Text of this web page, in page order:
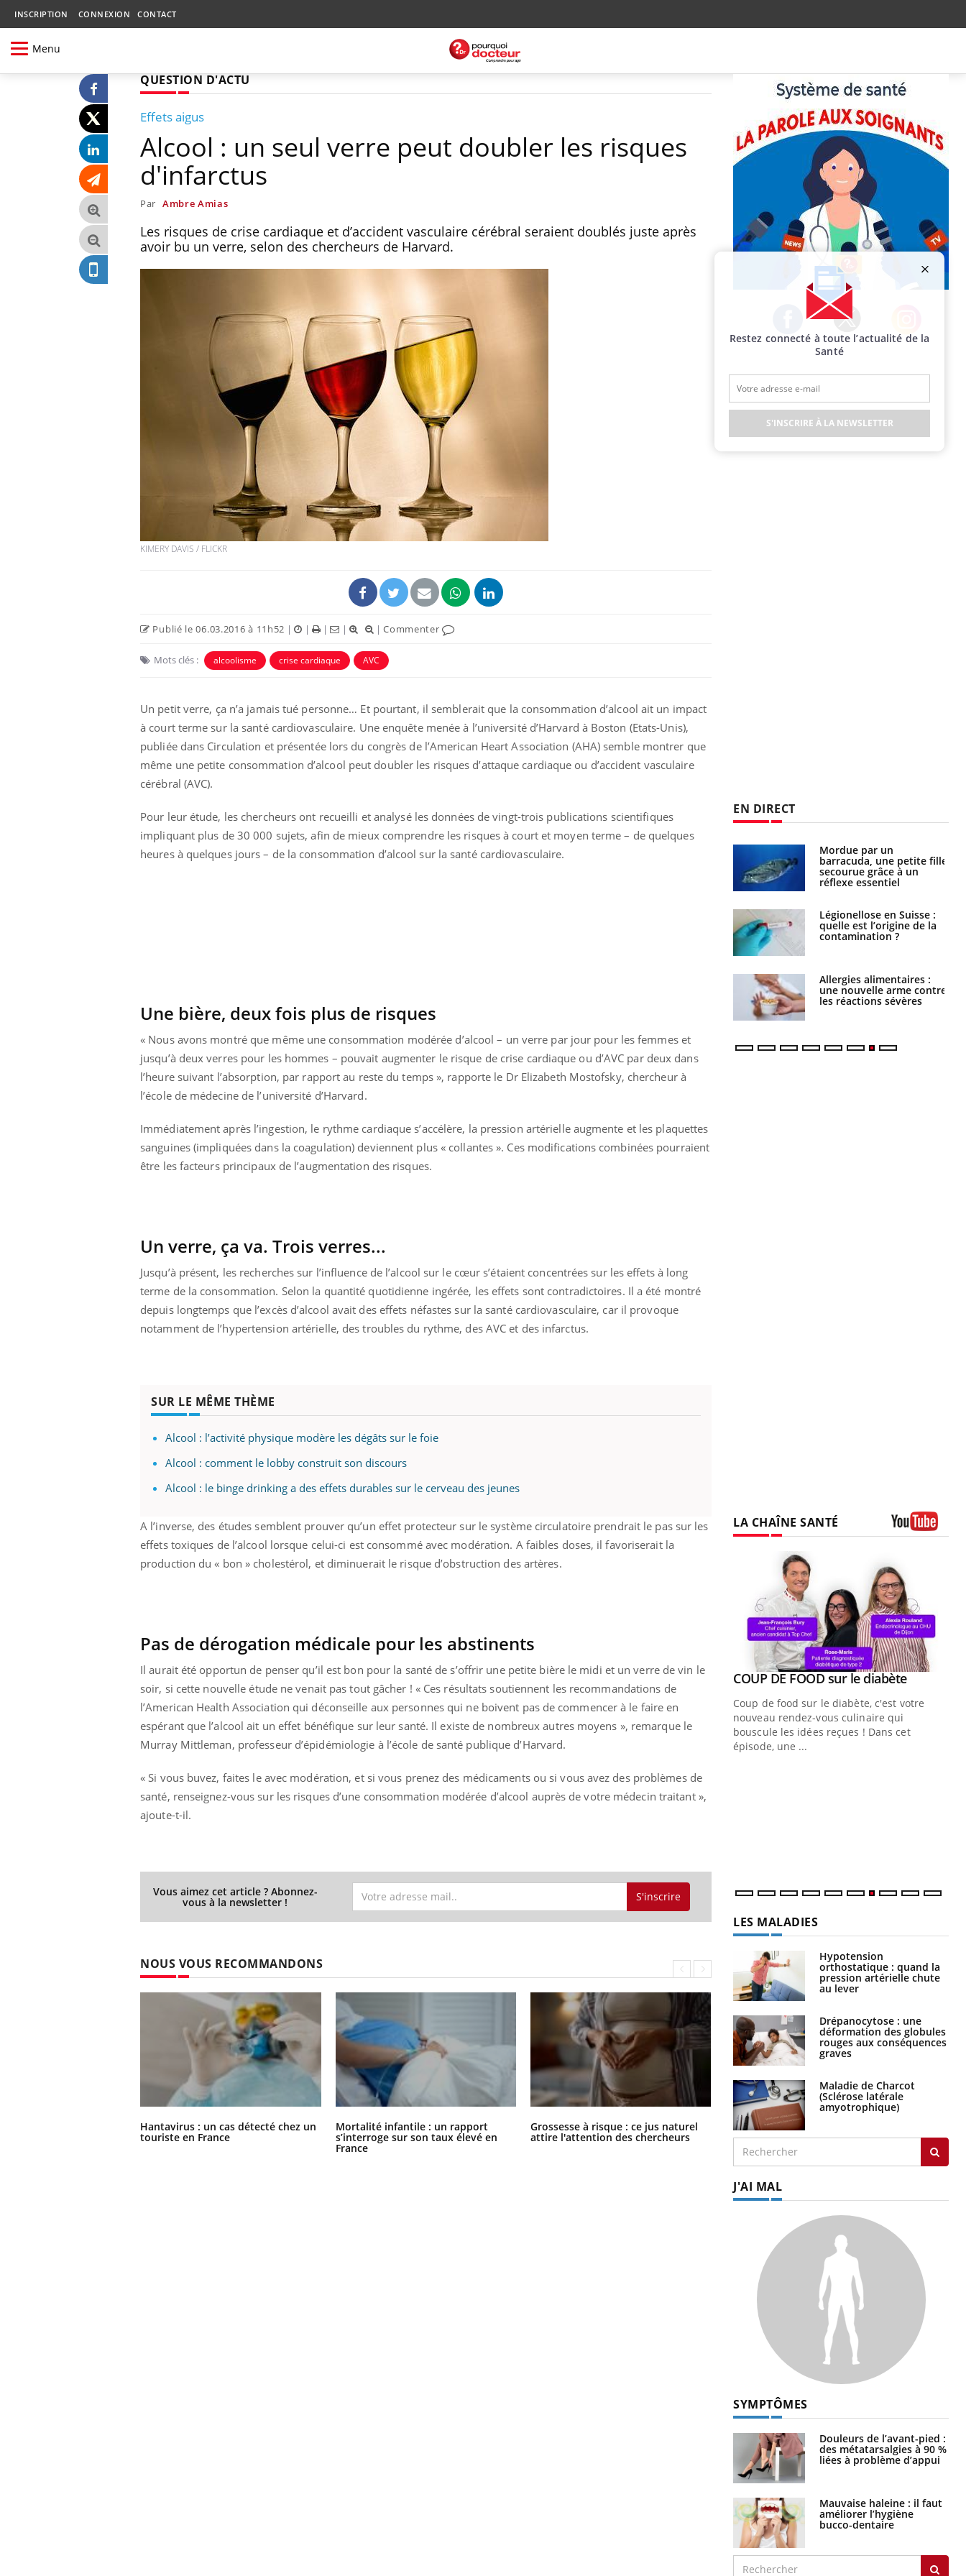
INSCRIPTION CONNEXION CONTACT
Menu
QUESTION D'ACTU
Effets aigus
Alcool : un seul verre peut doubler les risques
d'infarctus
Par Ambre Amias
Les risques de crise cardiaque et d’accident vasculaire cérébral seraient doublés juste après
avoir bu un verre, selon des chercheurs de Harvard.
KIMERY DAVIS / FLICKR
Publié le 06.03.2016 à 11h52 | | | | |Commenter
Mots clés : alcoolisme crise cardiaque AVC
Un petit verre, ça n’a jamais tué personne… Et pourtant, il semblerait que la consommation d’alcool ait un impact
à court terme sur la santé cardiovasculaire. Une enquête menée à l’université d’Harvard à Boston (Etats-Unis),
publiée dans Circulation et présentée lors du congrès de l’American Heart Association (AHA) semble montrer que
même une petite consommation d’alcool peut doubler les risques d’attaque cardiaque ou d’accident vasculaire
cérébral (AVC).
Pour leur étude, les chercheurs ont recueilli et analysé les données de vingt-trois publications scientifiques
impliquant plus de 30 000 sujets, afin de mieux comprendre les risques à court et moyen terme – de quelques
heures à quelques jours – de la consommation d’alcool sur la santé cardiovasculaire.
Une bière, deux fois plus de risques
« Nous avons montré que même une consommation modérée d’alcool – un verre par jour pour les femmes et
jusqu’à deux verres pour les hommes – pouvait augmenter le risque de crise cardiaque ou d’AVC par deux dans
l’heure suivant l’absorption, par rapport au reste du temps », rapporte le Dr Elizabeth Mostofsky, chercheur à
l’école de médecine de l’université d’Harvard.
Immédiatement après l’ingestion, le rythme cardiaque s’accélère, la pression artérielle augmente et les plaquettes
sanguines (impliquées dans la coagulation) deviennent plus « collantes ». Ces modifications combinées pourraient
être les facteurs principaux de l’augmentation des risques.
Un verre, ça va. Trois verres...
Jusqu’à présent, les recherches sur l’influence de l’alcool sur le cœur s’étaient concentrées sur les effets à long
terme de la consommation. Selon la quantité quotidienne ingérée, les effets sont contradictoires. Il a été montré
depuis longtemps que l’excès d’alcool avait des effets néfastes sur la santé cardiovasculaire, car il provoque
notamment de l’hypertension artérielle, des troubles du rythme, des AVC et des infarctus.
SUR LE MÊME THÈME
Alcool : l’activité physique modère les dégâts sur le foie
Alcool : comment le lobby construit son discours
Alcool : le binge drinking a des effets durables sur le cerveau des jeunes
A l’inverse, des études semblent prouver qu’un effet protecteur sur le système circulatoire prendrait le pas sur les
effets toxiques de l’alcool lorsque celui-ci est consommé avec modération. A faibles doses, il favoriserait la
production du « bon » cholestérol, et diminuerait le risque d’obstruction des artères.
Pas de dérogation médicale pour les abstinents
Il aurait été opportun de penser qu’il est bon pour la santé de s’offrir une petite bière le midi et un verre de vin le
soir, si cette nouvelle étude ne venait pas tout gâcher ! « Ces résultats soutiennent les recommandations de
l’American Health Association qui déconseille aux personnes qui ne boivent pas de commencer à le faire en
espérant que l’alcool ait un effet bénéfique sur leur santé. Il existe de nombreux autres moyens », remarque le
Murray Mittleman, professeur d’épidémiologie à l’école de santé publique d’Harvard.
« Si vous buvez, faites le avec modération, et si vous prenez des médicaments ou si vous avez des problèmes de
santé, renseignez-vous sur les risques d’une consommation modérée d’alcool auprès de votre médecin traitant »,
ajoute-t-il.
Vous aimez cet article ? Abonnez-
vous à la newsletter ! S'inscrire
NOUS VOUS RECOMMANDONS
Hantavirus : un cas détecté chez un
touriste en France
Mortalité infantile : un rapport
s’interroge sur son taux élevé en
France
Grossesse à risque : ce jus naturel
attire l'attention des chercheurs
Comment oublier les écrans en
vacances ?
Facebook Twitter Instagram
EN DIRECT
Fortes chaleurs :
pourquoi le risque de
Grossesse et chaleur : ce
que dit la science
Mordue par un
barracuda, une petite fille
secourue grâce à un
réflexe essentiel
Légionellose en Suisse :
quelle est l’origine de la
contamination ?
Allergies alimentaires :
une nouvelle arme contre
les réactions sévères
Comment gérer le
sommeil des enfants en
vacances ?
Bilan prévention : ce que
les kinés pourront
bientôt faire
TDAH : quel est ce
traitement autorisé aux
États-Unis ?
LA CHAÎNE SANTÉ
Diabète & Ramadan 2026Youtube
Le Ramadan approche, et, pour de
diabète, c'est une période de questions, de
défis, mais ...
Youtube
Un « jumeau numérique » pour
faciliter l’accès à la médecine
préventiveYoutube
Un établissement lié à un groupe
mutualiste innove en matière de bilan de
numérique » permet ...
Youtube
COUP DE FOOD sur le diabèteYoutube
Coup de food sur le diabète, c'est votre
nouveau rendez-vous culinaire qui
bouscule les idées reçues ! Dans cet
épisode, une ...
LES MALADIES
Hypotension
orthostatique : quand la
pression artérielle chute
au lever
Drépanocytose : une
déformation des globules
rouges aux conséquences
graves
Maladie de Charcot
(Sclérose latérale
amyotrophique)
J'AI MAL
SYMPTÔMES
Douleurs de l’avant-pied :
des métatarsalgies à 90 %
liées à problème d’appui
Mauvaise haleine : il faut
améliorer l’hygiène
bucco-dentaire
Restez connecté à toute l’actualité de la
Santé
S'INSCRIRE À LA NEWSLETTER